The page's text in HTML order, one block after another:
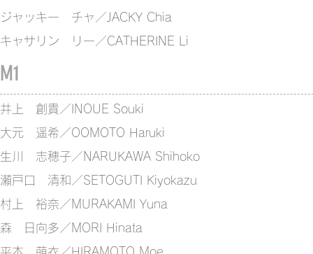
ジャッキー チャ／JACKY Chia
​キャサリン リー／CATHERINE Li
M1
井上 創貴／INOUE Souki
大元 遥希／OOMOTO Haruki
生川 志穂子／NARUKAWA Shihoko
瀬戸口 清和／SETOGUTI Kiyokazu
村上 裕奈／MURAKAMI Yuna
​森 日向多／MORI Hinata
​平本 萌衣／HIRAMOTO Moe